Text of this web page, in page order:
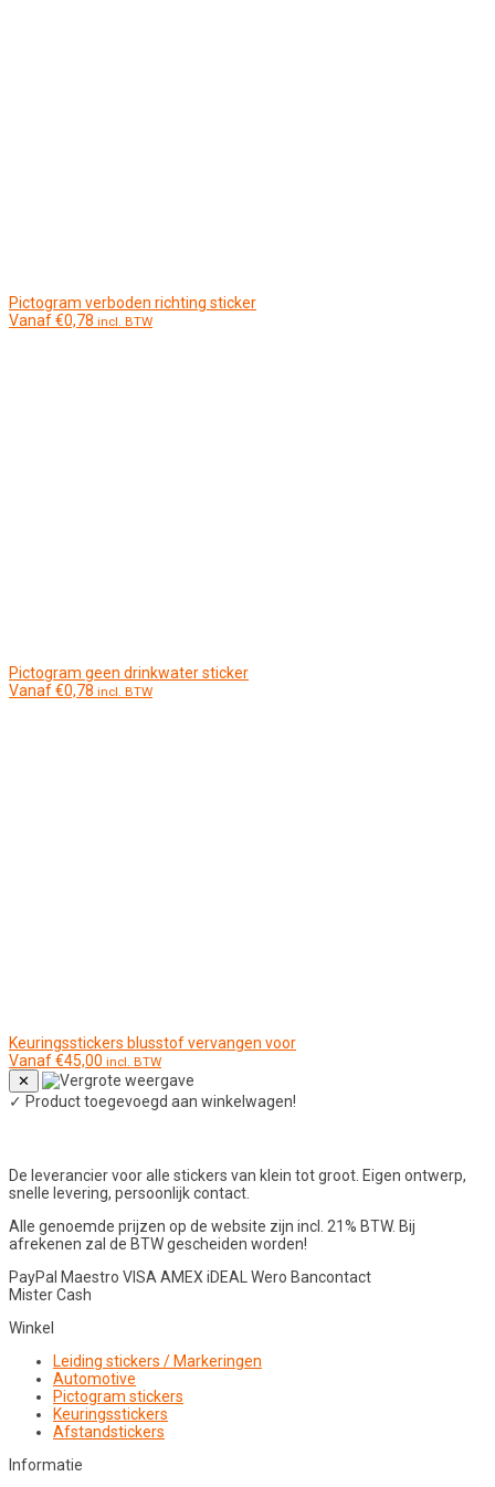
Pictogram verboden richting sticker
Vanaf€0,78 incl. BTW
Pictogram geen drinkwater sticker
Vanaf€0,78 incl. BTW
Keuringsstickers blusstof vervangen voor
Vanaf€45,00 incl. BTW
✕
✓ Product toegevoegd aan winkelwagen!
De leverancier voor alle stickers van klein tot groot. Eigen ontwerp,
snelle levering, persoonlijk contact.
Alle genoemde prijzen op de website zijn incl. 21% BTW. Bij
afrekenen zal de BTW gescheiden worden!
PayPal Maestro VISA AMEX iDEAL Wero Bancontact
Mister Cash
Winkel
Leiding stickers / Markeringen
Automotive
Pictogram stickers
Keuringsstickers
Afstandstickers
Informatie